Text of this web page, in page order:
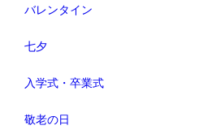
バレンタイン
七夕
入学式・卒業式
敬老の日